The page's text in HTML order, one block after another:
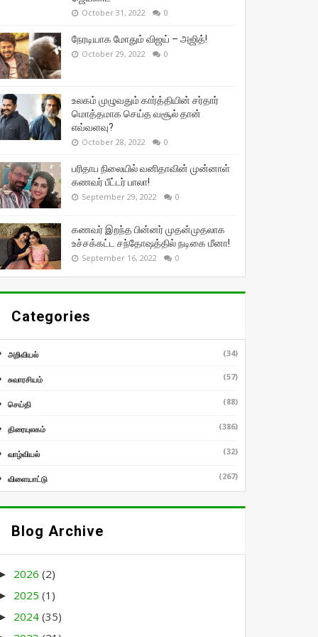
October 31, 2022 0
நேரடியாக மோதும் விஜய் – அஜித்!
October 29, 2022 0
உலகம் முழுவதும் கார்த்தியின் சர்தார்
மொத்தமாக செய்த வசூல் தான்
எவ்வளவு?
October 28, 2022 0
பரிதாப நிலையில் வனிதாவின் முன்னாள்
கணவர் பீட்டர் பாலா!
September 29, 2022 0
கணவர் இறந்த பின்னர் முதன்முதலாக
உச்சக்கட்ட சந்தோஷத்தில் நடிகை மீனா!
September 16, 2022 0
Categories
அறிவியல் (34)
சுவாரசியம் (57)
செய்தி (88)
திரையுலகம் (386)
வாழ்வியல் (32)
விளையாட்டு (267)
Blog Archive
► 2026(2)
► 2025(1)
► 2024(35)